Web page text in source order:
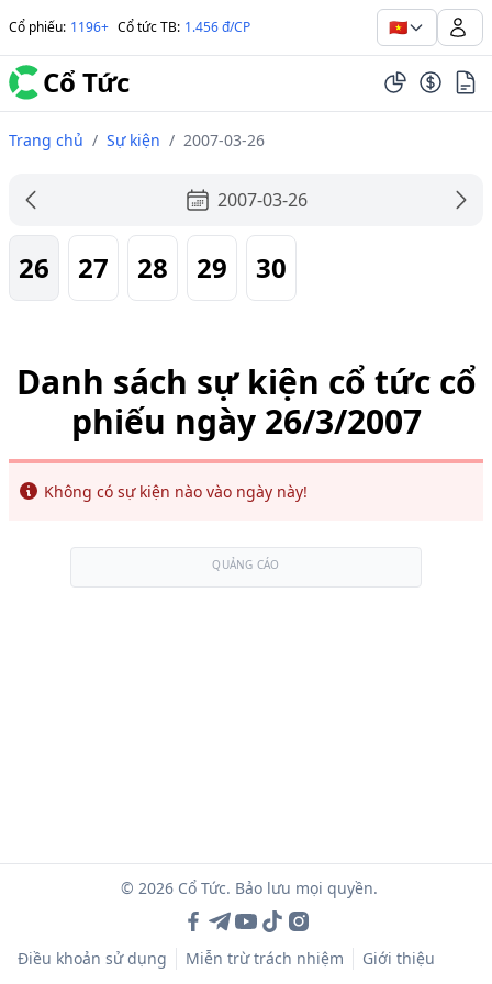
Cổ phiếu: 1196+ Cổ tức TB: 1.456 đ/CP 🇻🇳
Cổ Tức
Trang chủ / Sự kiện / 2007-03-26
2007-03-26
26 27 28 29 30
Danh sách sự kiện cổ tức cổ
phiếu ngày 26/3/2007
Info
Không có sự kiện nào vào ngày này!
QUẢNG CÁO
© 2026 Cổ Tức. Bảo lưu mọi quyền.
Điều khoản sử dụng Miễn trừ trách nhiệm Giới thiệu